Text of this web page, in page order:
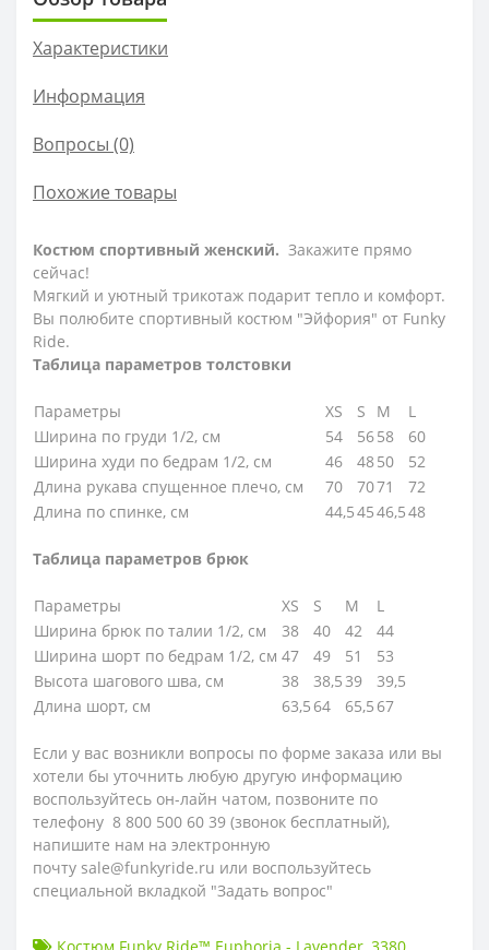
Характеристики
Информация
Вопросы (0)
Похожие товары
Костюм спортивный женский. Закажите прямо
сейчас!
Мягкий и уютный трикотаж подарит тепло и комфорт.
Вы полюбите спортивный костюм "Эйфория" от Funky
Ride.
Таблица параметров толстовки
Параметры XS S M
L
Ширина по груди 1/2, см
54 5658
60
Ширина худи по бедрам 1/2, см
46 4850
52
Длина рукава спущенное плечо, см
70 7071
72
Длина по спинке, см
44,54546,548
Таблица параметров брюк
Параметры XS S M
L
Ширина брюк по талии 1/2, см
38 40 42
44
Ширина шорт по бедрам 1/2, см 47 49 51
53
Высота шагового шва, см
38 38,539
39,5
Длина шорт, см
63,5 64 65,5 67
Если у вас возникли вопросы по форме заказа или вы
хотели бы уточнить любую другую информацию
воспользуйтесь он-лайн чатом, позвоните по
телефону 8 800 500 60 39 (звонок бесплатный),
напишите нам на электронную
почту sale@funkyride.ru или воспользуйтесь
специальной вкладкой "Задать вопрос"